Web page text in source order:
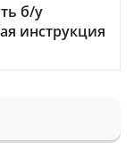
б/у
инструкция